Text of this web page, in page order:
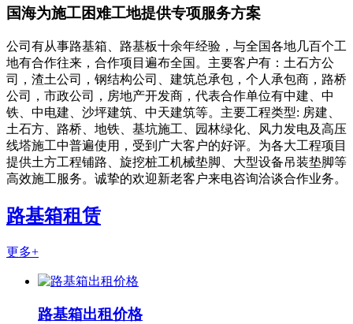
国海为施工困难工地提供专项服务方案
公司有从事路基箱、路基板十余年经验，与全国各地几百个工
地有合作往来，合作项目遍布全国。主要客户有：土石方公
司，渣土公司，钢结构公司、建筑总承包，个人承包商，路桥
公司，市政公司，房地产开发商，代表合作单位有中建、中
铁、中电建、沙坪建筑、中天建筑等。主要工程类型: 房建、
土石方、路桥、地铁、基坑施工、园林绿化、风力发电及高压
线塔施工中普遍使用，受到广大客户的好评。为各大工程项目
提供土方工程铺路、旋挖桩工机械垫脚、大型设备吊装垫脚等
高效施工服务。诚挚的欢迎新老客户来电咨询洽谈合作业务。
路基箱租赁
更多+
路基箱出租价格